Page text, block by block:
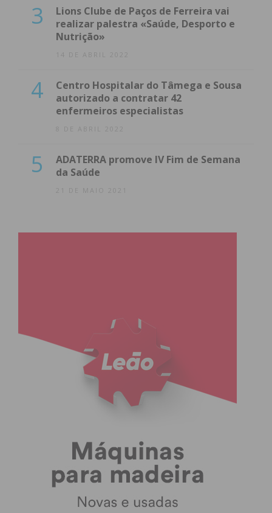
Eu li e concordo com ostermos e
3
Lions Clube de Paços de Ferreira vai
realizar palestra «Saúde, Desporto e
Nutrição»
14 DE ABRIL 2022
4
Centro Hospitalar do Tâmega e Sousa
autorizado a contratar 42
enfermeiros especialistas
8 DE ABRIL 2022
5
ADATERRA promove IV Fim de Semana
da Saúde
21 DE MAIO 2021